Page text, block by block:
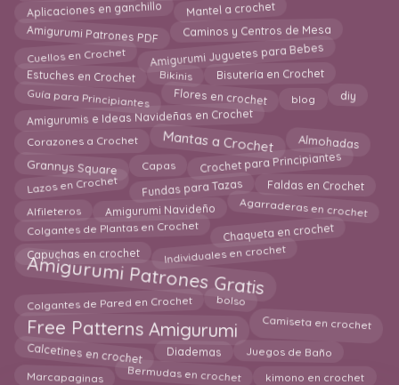
Aplicaciones en ganchillo Mantel a crochet
Amigurumi Patrones PDF Caminos y Centros de Mesa
Cuellos en Crochet Amigurumi Juguetes para Bebes
Estuches en Crochet Bikinis Bisutería en Crochet
Guía para Principiantes Flores en crochet blog diy
Amigurumis e Ideas Navideñas en Crochet
Corazones a Crochet Mantas a Crochet Almohadas
Grannys Square Capas Crochet para Principiantes
Lazos en Crochet Fundas para Tazas Faldas en Crochet
Alfileteros Amigurumi Navideño Agarraderas en crochet
Colgantes de Plantas en Crochet Chaqueta en crochet
Capuchas en crochet Individuales en crochet
Amigurumi Patrones Gratis
Colgantes de Pared en Crochet bolso
Free Patterns Amigurumi Camiseta en crochet
Calcetines en crochet Diademas Juegos de Baño
Marcapaginas Bermudas en crochet kimono en crochet